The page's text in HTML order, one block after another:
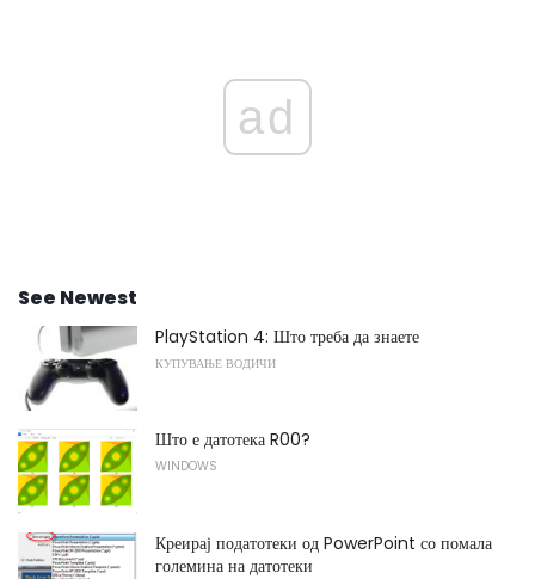
ad
See Newest
PlayStation 4: Што треба да знаете
КУПУВАЊЕ ВОДИЧИ
Што е датотека R00?
WINDOWS
Креирај податотеки од PowerPoint со помала
големина на датотеки